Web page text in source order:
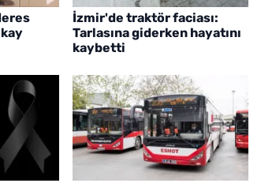
İzmir'de traktör faciası:
Tarlasına giderken hayatını
kaybetti